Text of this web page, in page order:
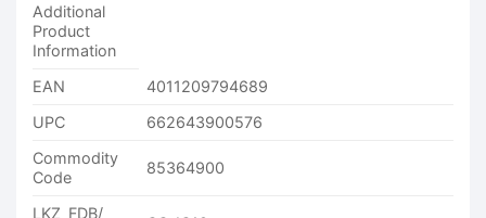
Additional
Product
Information
EAN
4011209794689
UPC
662643900576
Commodity
Code
85364900
LKZ_FDB/